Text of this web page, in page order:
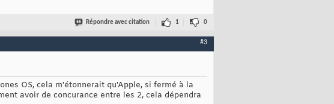
Répondre avec citation 1 0
#3
OS, cela m'étonnerait qu'Apple, si fermé à la
avoir de concurance entre les 2, cela dépendra